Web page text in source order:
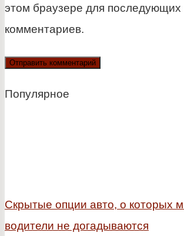
этом браузере для последующих
комментариев.
Популярное
Скрытые опции авто, о которых
водители не догадываются